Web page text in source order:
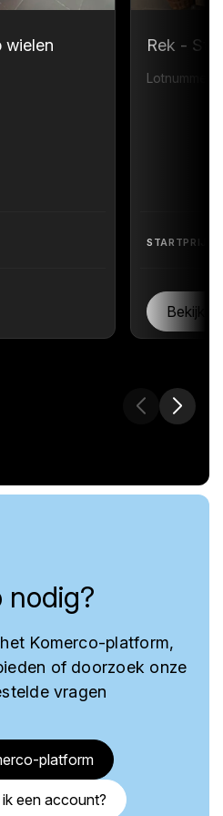
wielen
Rek -
Lotnummer
STARTPRIJS
Bekijk
nodig?
Komerco-platform,
of doorzoek onze
vragen
platform
een account?